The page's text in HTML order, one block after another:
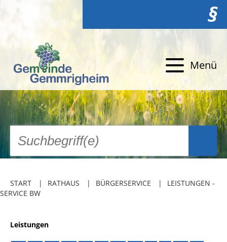
§
Menü
START RATHAUS BÜRGERSERVICE
LEISTUNGEN -
SERVICE BW
Leistungen